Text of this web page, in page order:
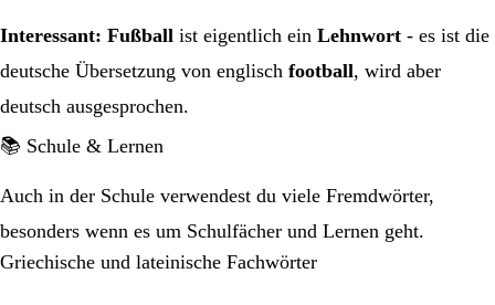
Interessant: Fußball ist eigentlich ein Lehnwort - es ist die
deutsche Übersetzung von englisch football, wird aber
deutsch ausgesprochen.
📚 Schule & Lernen
Auch in der Schule verwendest du viele Fremdwörter,
besonders wenn es um Schulfächer und Lernen geht.
Griechische und lateinische Fachwörter